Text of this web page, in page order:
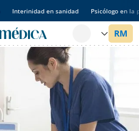
Interinidad en sanidad Psicólogo en la